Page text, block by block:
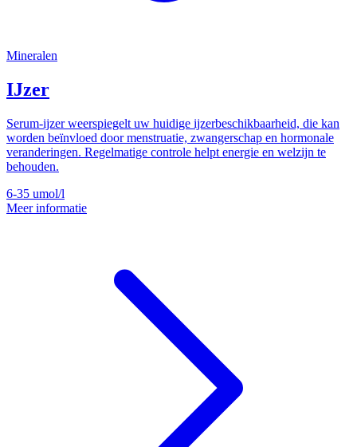
Mineralen
IJzer
Serum-ijzer weerspiegelt uw huidige ijzerbeschikbaarheid, die kan
worden beïnvloed door menstruatie, zwangerschap en hormonale
veranderingen. Regelmatige controle helpt energie en welzijn te
behouden.
6-35 umol/l
Meer informatie